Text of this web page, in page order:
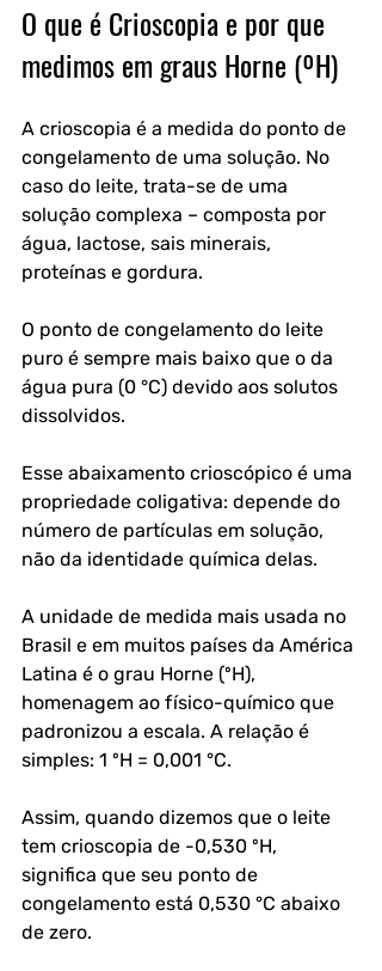
O que é Crioscopia e por que
medimos em graus Horne (ºH)
A crioscopia é a medida do ponto de
congelamento de uma solução. No
caso do leite, trata-se de uma
solução complexa – composta por
água, lactose, sais minerais,
proteínas e gordura.
O ponto de congelamento do leite
puro é sempre mais baixo que o da
água pura (0 °C) devido aos solutos
dissolvidos.
Esse abaixamento crioscópico é uma
propriedade coligativa: depende do
número de partículas em solução,
não da identidade química delas.
A unidade de medida mais usada no
Brasil e em muitos países da América
Latina é o grau Horne (ºH),
homenagem ao físico-químico que
padronizou a escala. A relação é
simples: 1 ºH = 0,001 °C.
Assim, quando dizemos que o leite
tem crioscopia de -0,530 ºH,
significa que seu ponto de
congelamento está 0,530 °C abaixo
de zero.